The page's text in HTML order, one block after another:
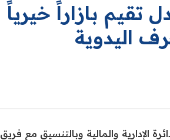
تقيم بازاراً خيرياً
اليدوية
الإدارية والمالية وبالتنسيق مع فريق